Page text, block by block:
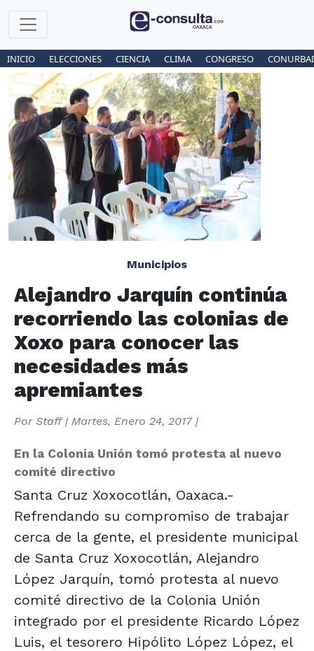
INICIO ELECCIONES CIENCIA CLIMA CONGRESO
Municipios
Alejandro Jarquín continúa
recorriendo las colonias de
Xoxo para conocer las
necesidades más
apremiantes
Por Staff| Martes, Enero 24, 2017|
En la Colonia Unión tomó protesta al nuevo
comité directivo
Santa Cruz Xoxocotlán, Oaxaca.-
Refrendando su compromiso de trabajar
cerca de la gente, el presidente municipal
de Santa Cruz Xoxocotlán, Alejandro
López Jarquín, tomó protesta al nuevo
comité directivo de la Colonia Unión
integrado por el presidente Ricardo López
Luis, el tesorero Hipólito López López, el